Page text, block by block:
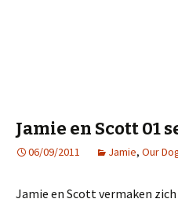
Jamie en Scott 01
06/09/2011 Jamie, Our
Jamie en Scott vermaken